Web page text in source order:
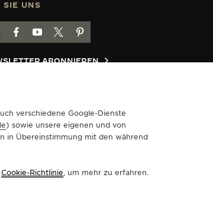
SIE UNS
SIE ZUR INSTAGRAM-SEITE VON JAEGER-
SIE ZUR LINKEDIN-SEITE VON JAEGER-
BESUCHEN SIE DIE FACEBOOK-SEITE VON
GEHEN SIE ZUR YOUTUBE-SEITE VON
RUFEN SIE DIE TWITTER-SEITE VON
GEHEN SIE ZUR PINTEREST-
ABONNIEREN
VERWALTEN
verschiedene Google-Dienste
) sowie unsere eigenen und von
in Übereinstimmung mit den während
Cookie-Richtlinie, um mehr zu erfahren.